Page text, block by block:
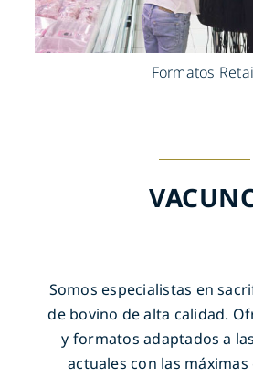
Formatos
Somos especialistas en
de bovino de alta calidad.
y formatos adaptados a
actuales con las